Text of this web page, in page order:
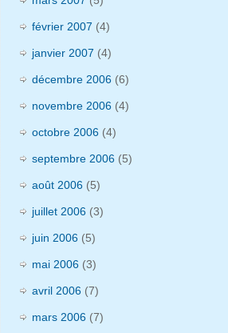
février 2007 (4)
janvier 2007 (4)
décembre 2006 (6)
novembre 2006 (4)
octobre 2006 (4)
septembre 2006 (5)
août 2006 (5)
juillet 2006 (3)
juin 2006 (5)
mai 2006 (3)
avril 2006 (7)
mars 2006 (7)